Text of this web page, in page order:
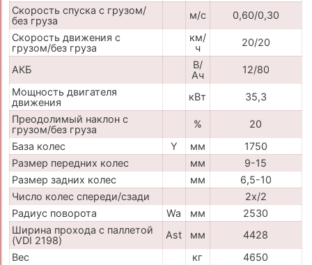
Скорость спуска с грузом/
без груза
м/с
0,60/0,30
Скорость движения с
грузом/без груза
км/
ч
20/20
АКБ
В/
Ач
12/80
Мощность двигателя
движения
кВт
35,3
Преодолимый наклон с
грузом/без груза
%
20
База колес
Y мм
1750
Размер передних колес
мм
9-15
Размер задних колес
мм
6,5-10
Число колес спереди/сзади
2x/2
Радиус поворота
Wa мм
2530
Ширина прохода с паллетой
(VDI 2198)
Ast мм
4428
Вес
кг 4650